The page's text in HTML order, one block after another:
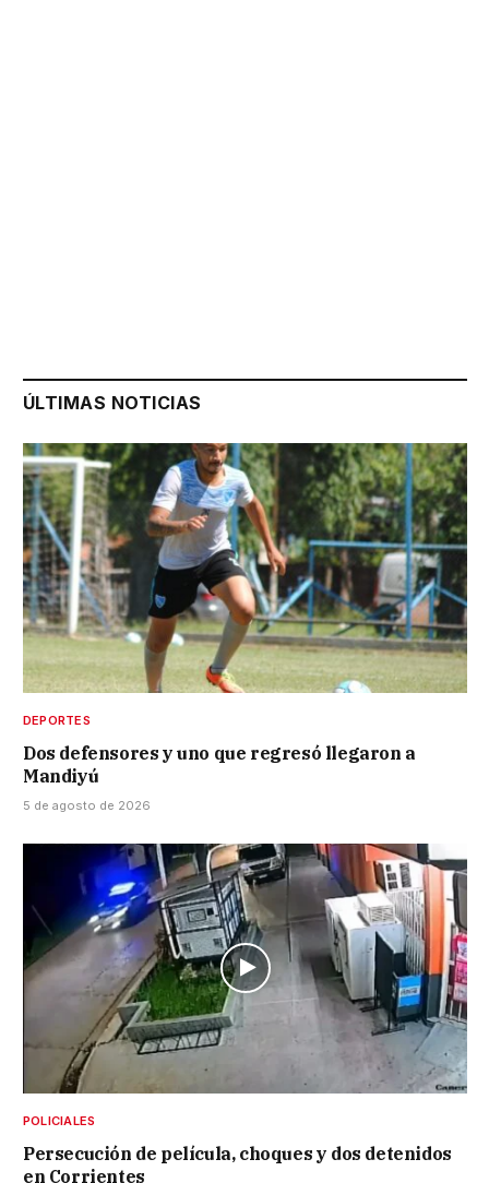
ÚLTIMAS NOTICIAS
DEPORTES
Dos defensores y uno que regresó llegaron a
Mandiyú
5 de agosto de 2026
POLICIALES
Persecución de película, choques y dos detenidos
en Corrientes